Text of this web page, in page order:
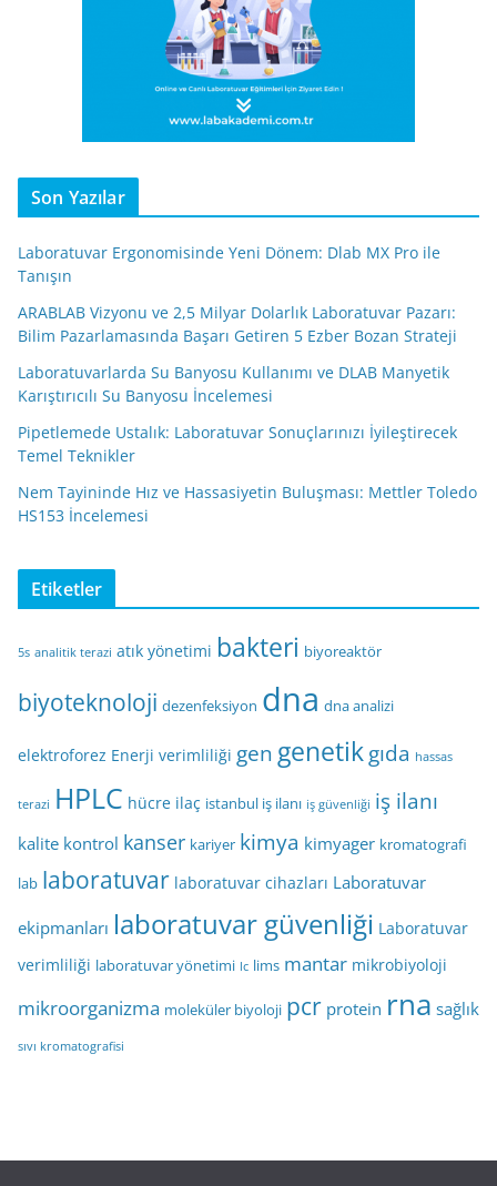
Son Yazılar
Laboratuvar Ergonomisinde Yeni Dönem: Dlab MX Pro ile
Tanışın
ARABLAB Vizyonu ve 2,5 Milyar Dolarlık Laboratuvar Pazarı:
Bilim Pazarlamasında Başarı Getiren 5 Ezber Bozan Strateji
Laboratuvarlarda Su Banyosu Kullanımı ve DLAB Manyetik
Karıştırıcılı Su Banyosu İncelemesi
Pipetlemede Ustalık: Laboratuvar Sonuçlarınızı İyileştirecek
Temel Teknikler
Nem Tayininde Hız ve Hassasiyetin Buluşması: Mettler Toledo
HS153 İncelemesi
Etiketler
5s analitik terazi atık yönetimi bakteri biyoreaktör
biyoteknoloji dezenfeksiyon dna dna analizi
elektroforez Enerji verimliliği gen genetikgıda hassas
terazi HPLC hücre ilaç istanbul iş ilanı iş güvenliği iş ilanı
kalite kontrol kanser kariyer kimya kimyager kromatografi
lab laboratuvar laboratuvar cihazları Laboratuvar
ekipmanları laboratuvar güvenliği Laboratuvar
verimliliği laboratuvar yönetimi lc lims mantar mikrobiyoloji
mikroorganizma moleküler biyoloji pcr protein rna sağlık
sıvı kromatografisi